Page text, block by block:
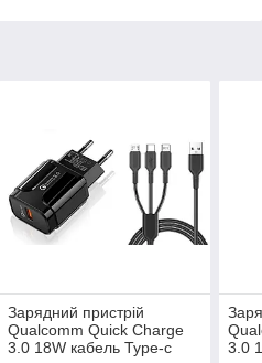
Зарядний пристрій
Qualcomm Quick Charge
3.0 18W кабель Type-c
3.0